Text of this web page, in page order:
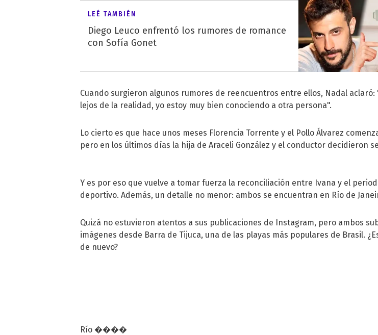
LEÉ TAMBIÉN
Diego Leuco enfrentó los rumores de romance
con Sofía Gonet
Cuando surgieron algunos rumores de reencuentros entre ellos, Nadal aclaró:
lejos de la realidad, yo estoy muy bien conociendo a otra persona".
Lo cierto es que hace unos meses Florencia Torrente y el Pollo Álvarez
pero en los últimos días la hija de Araceli González y el conductor decidieron
Y es por eso que vuelve a tomar fuerza la reconciliación entre Ivana y el
deportivo. Además, un detalle no menor: ambos se encuentran en Río de
Quizá no estuvieron atentos a sus publicaciones de Instagram, pero ambos
imágenes desde Barra de Tijuca, una de las playas más populares de Brasil.
de nuevo?
Río ����